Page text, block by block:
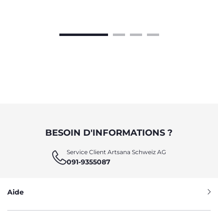
BESOIN D'INFORMATIONS ?
Service Client Artsana Schweiz AG
091-9355087
Aide